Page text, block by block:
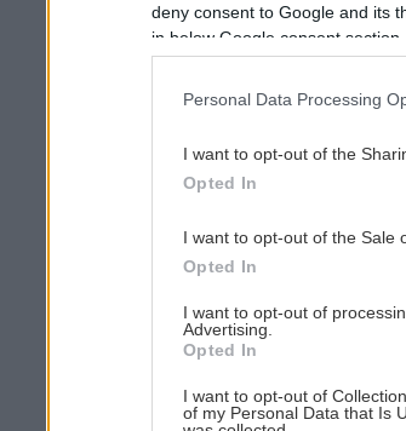
deny consent to Google and its
in below Google consent section.
Personal Data Processing
I want to opt-out of the
Opted In
I want to opt-out of the Sale
Opted In
I want to opt-out of
Advertising.
Opted In
I want to opt-out of
of my Personal Data that Is